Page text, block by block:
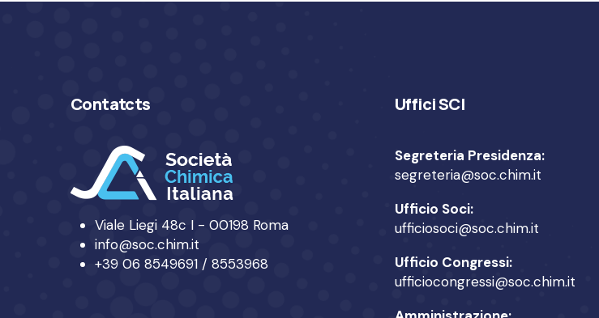
Contatcts
Viale Liegi 48c I - 00198 Roma
info@soc.chim.it
+39 06 8549691 / 8553968
Uffici SCI
Segreteria Presidenza:
segreteria@soc.chim.it
Ufficio Soci:
ufficiosoci@soc.chim.it
Ufficio Congressi:
ufficiocongressi@soc.chim.it